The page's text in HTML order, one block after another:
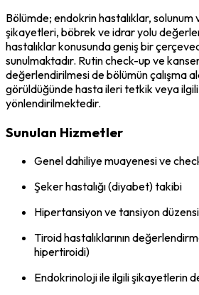
Bölümde; endokrin hastalıklar, solunum
şikayetleri, böbrek ve idrar yolu
hastalıklar konusunda geniş bir
sunulmaktadır. Rutin check-up ve
değerlendirilmesi de bölümün çalışma
görüldüğünde hasta ileri tetkik veya ilgili
yönlendirilmektedir.
Sunulan Hizmetler
Genel dahiliye muayenesi ve
Şeker hastalığı (diyabet) takibi
Hipertansiyon ve tansiyon
Tiroid hastalıklarının
hipertiroidi)
Endokrinoloji ile ilgili şikayetlerin